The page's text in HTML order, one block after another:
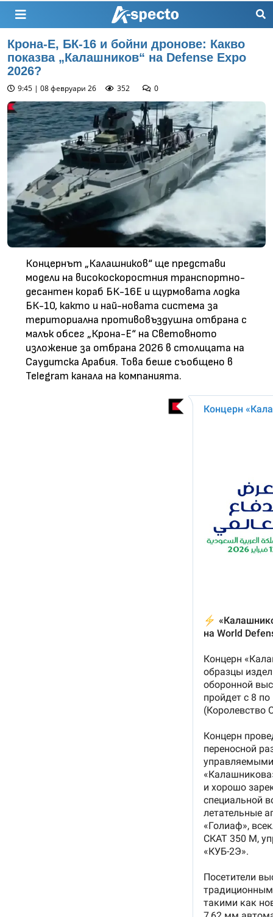
Крона-Е, БК-16 и бойни дронове: Какво
показва „Калашников“ на Defense Expo
2026?
9:45 | 08 февруари 26 352 0
Концернът „Калашников“ ще представи
модели на високоскоростния транспортно-
десантен кораб БК-16Е и щурмовата лодка
БК-10, както и най-новата система за
териториална противовъздушна отбрана с
малък обсег „Крона-Е“ на Световното
изложение за отбрана 2026 в столицата на
Саудитска Арабия. Това беше съобщено в
Telegram канала на компанията.